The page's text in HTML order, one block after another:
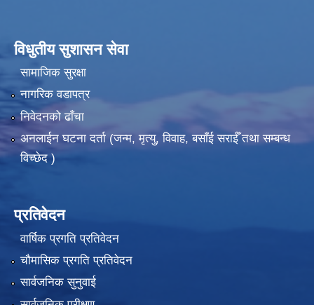
विधुतीय सुशासन सेवा
सामाजिक सुरक्षा
नागरिक वडापत्र
निवेदनको ढाँचा
अनलाईन घटना दर्ता (जन्म, मृत्यु, विवाह, बसाँई सराईँ तथा सम्बन्ध
विच्छेद )
प्रतिवेदन
वार्षिक प्रगति प्रतिवेदन
चौमासिक प्रगति प्रतिवेदन
सार्वजनिक सुनुवाई